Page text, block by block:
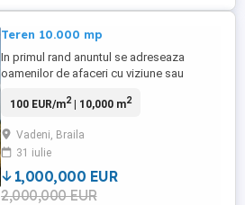
Teren 10.000 mp
In primul rand anuntul se adreseaza
oamenilor de afaceri cu viziune sau
persoane cu viziune si stiu ce insemna
localitatea VADENI judetul BRAILA in
apropierea noului pod peste Dunare .
Terenul are urmatoare facilitati ...
100 EUR/m2| 10,000 m2
Vadeni, Braila
31 iulie
1,000,000 EUR
2,000,000 EUR